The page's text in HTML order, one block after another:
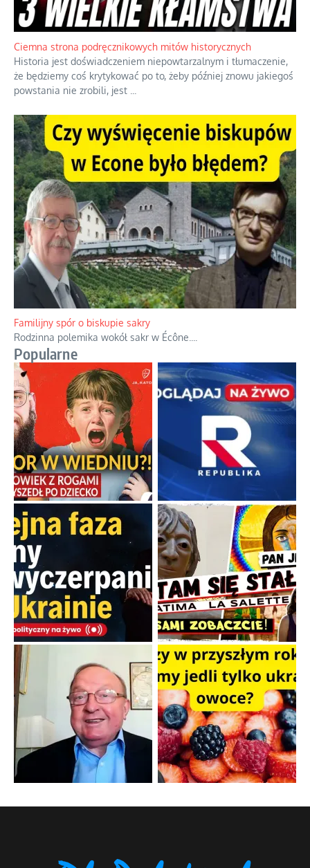
Szlachetna duma z historycznego braku rozsądku
Jednym z dziedzictw polskiej kontrreformacji jest skłonność do
oceniania wszystkiego w kategoriach moralnych, w tym
również polityki międzynarodowej, a...
Ciemna strona podręcznikowych mitów historycznych
Historia jest doświadczeniem niepowtarzalnym i tłumaczenie,
że będziemy coś krytykować po to, żeby później znowu jakiegoś
powstania nie zrobili, jest...
Familijny spór o biskupie sakry
Rodzinna polemika wokół sakr w Écône....
Popularne